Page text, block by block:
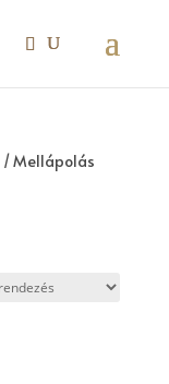
/ Mellápolás